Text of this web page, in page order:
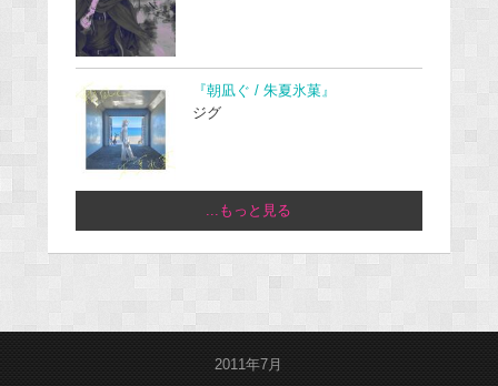
『朝凪ぐ / 朱夏氷菓』
ジグ
...もっと見る
2011年7月